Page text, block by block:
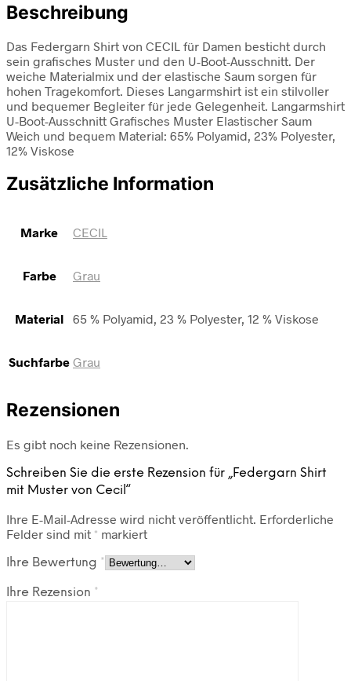
Beschreibung
Das Federgarn Shirt von CECIL für Damen besticht durch
sein grafisches Muster und den U-Boot-Ausschnitt. Der
weiche Materialmix und der elastische Saum sorgen für
hohen Tragekomfort. Dieses Langarmshirt ist ein stilvoller
und bequemer Begleiter für jede Gelegenheit. Langarmshirt
U-Boot-Ausschnitt Grafisches Muster Elastischer Saum
Weich und bequem Material: 65% Polyamid, 23% Polyester,
12% Viskose
Zusätzliche Information
Marke CECIL
Farbe Grau
Material 65 % Polyamid, 23 % Polyester, 12 % Viskose
Suchfarbe Grau
Rezensionen
Es gibt noch keine Rezensionen.
Schreiben Sie die erste Rezension für „Federgarn Shirt
mit Muster von Cecil“
Ihre E-Mail-Adresse wird nicht veröffentlicht. Erforderliche
Felder sind mit * markiert
Ihre Bewertung *
Ihre Rezension *